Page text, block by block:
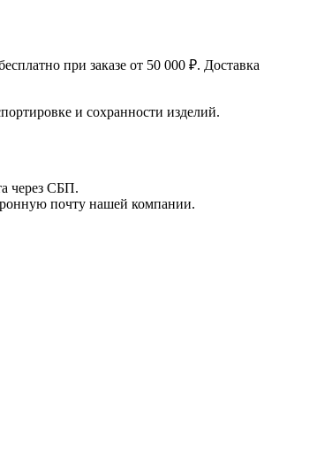
при заказе от 50 000 ₽. Доставка
и сохранности изделий.
через СБП.
почту нашей компании.